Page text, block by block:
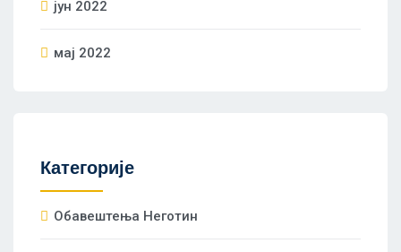
јун 2022
мај 2022
Категорије
Oбавештења Неготин